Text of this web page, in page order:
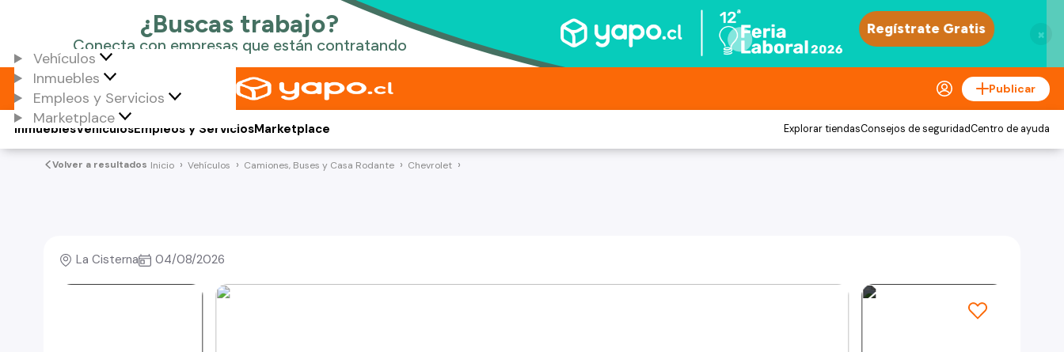
×
Vehículos
Inmuebles
Empleos y Servicios
Marketplace
Publicar
Vehículos
Inmuebles Empleos y ServiciosMarketplace Explorar tiendasConsejos de seguridadCentro de ayuda
Volver a resultados Inicio Vehículos Camiones, Buses y Casa Rodante Chevrolet
La Cisterna 04/08/2026